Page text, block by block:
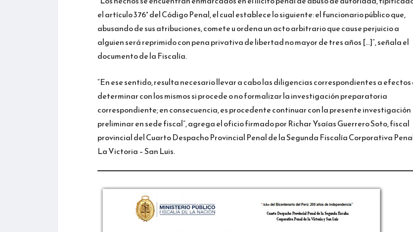
el artículo 376° del Código Penal, el cual establece lo siguiente: el funcionario público que,
abusando de sus atribuciones, comete u ordena un acto arbitrario que cause perjuicio a
alguien será reprimido con pena privativa de libertad no mayor de tres años […]”, señala el
documento de la Fiscalía.
“En ese sentido, resulta necesario llevar a cabo las diligencias correspondientes a efectos
determinar con los mismos si procede o no formalizar la investigación preparatoria
correspondiente; en consecuencia, es procedente continuar con la presente investigación
preliminar en sede fiscal”, agrega el oficio firmado por Richar Ysaías Guerrero Soto, fiscal
provincial del Cuarto Despacho Provincial Penal de la Segunda Fiscalía Corporativa
La Victoria – San Luis.